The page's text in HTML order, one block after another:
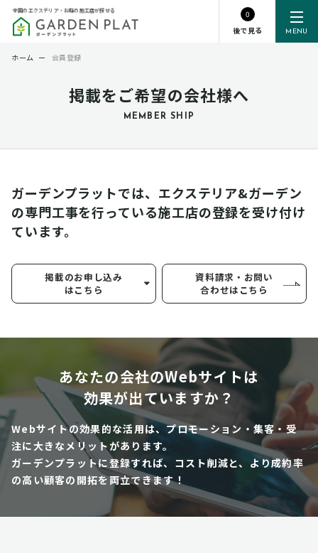
MENU
全国のエクステリア・お庭の施工店が探せる
0
後で見る
掲載をご希望の会社様へ
MEMBER SHIP
ホーム ー 会員登録
ガーデンプラットでは、エクステリア&ガーデン
の専門工事を行っている施工店の登録を受け付け
ています。
掲載のお申し込み
はこちら
資料請求・お問い
合わせはこちら
あなたの会社のWebサイトは
効果が出ていますか？
Webサイトの効果的な活用は、プロモーション・集客・受
注に大きなメリットがあります。
ガーデンプラットに登録すれば、コスト削減と、より成約率
の高い顧客の開拓を両立できます！